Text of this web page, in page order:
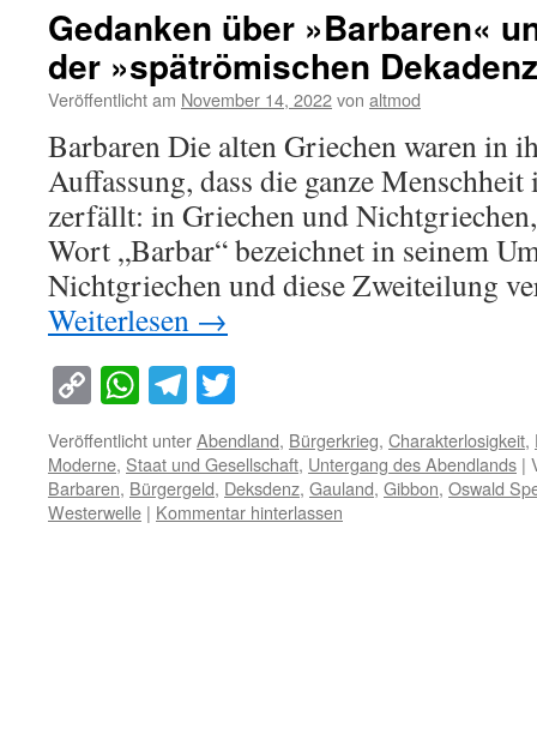
Gedanken über »Barbaren«
der »spätrömischen
Veröffentlicht am November 14, 2022von altmod
Barbaren Die alten Griechen waren in
Auffassung, dass die ganze
zerfällt: in Griechen und
Wort „Barbar“ bezeichnet in seinem
Nichtgriechen und diese Zweiteilung
Weiterlesen →
Copy
Link
WhatsApp
Telegram
Veröffentlicht unterAbendland, Bürgerkrieg, Charakterlosigkeit,
Moderne, Staat und Gesellschaft, Untergang des Abendlands |
Barbaren, Bürgergeld, Deksdenz, Gauland, Gibbon, Oswald
Westerwelle | Kommentar hinterlassen